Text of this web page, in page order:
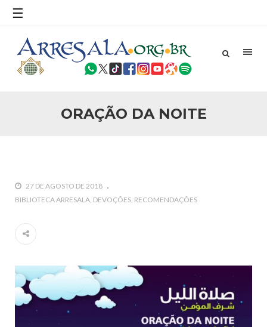
☰
ORAÇÃO DA NOITE
Conflito
Por: Ahmed Ismail Introdução O presente artigo resume as
principais considerações do autor sobre os atentados de 11
25 DE SETEMBRO DE 2010
Em nome de Deus, O Clemente, O Misericordioso! O Centro
Islâmico no Brasil parabeniza a nação islâmica pela chegada
no ano novo muçulmano de 1435 Hejrita. Desejamos a
10 DE NOVEMBRO DE 2013
Falecimento do Imam Ali Ibn Al-Hussein
(A.S.)
Em nome de Deus, o Clemente, o Misericordioso! Diante da
27 DE AGOSTO DE 2018
BIBLIOTECA ARRESALA DEVOÇÕES RECOMENDAÇÕES